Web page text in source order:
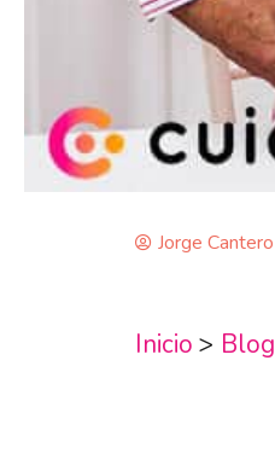
Jorge Cantero
Inicio > Blog